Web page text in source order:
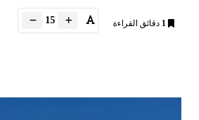
1 دقائق القراءة 15